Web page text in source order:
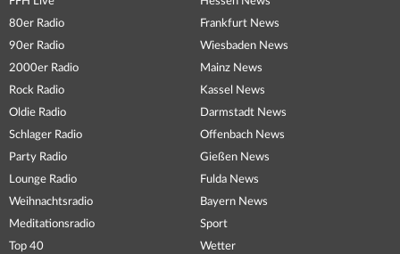
80er Radio
90er Radio
2000er Radio
Rock Radio
Oldie Radio
Schlager Radio
Party Radio
Lounge Radio
Weihnachtsradio
Meditationsradio
Top 40
Frankfurt News
Wiesbaden News
Mainz News
Kassel News
Darmstadt News
Offenbach News
Gießen News
Fulda News
Bayern News
Sport
Wetter